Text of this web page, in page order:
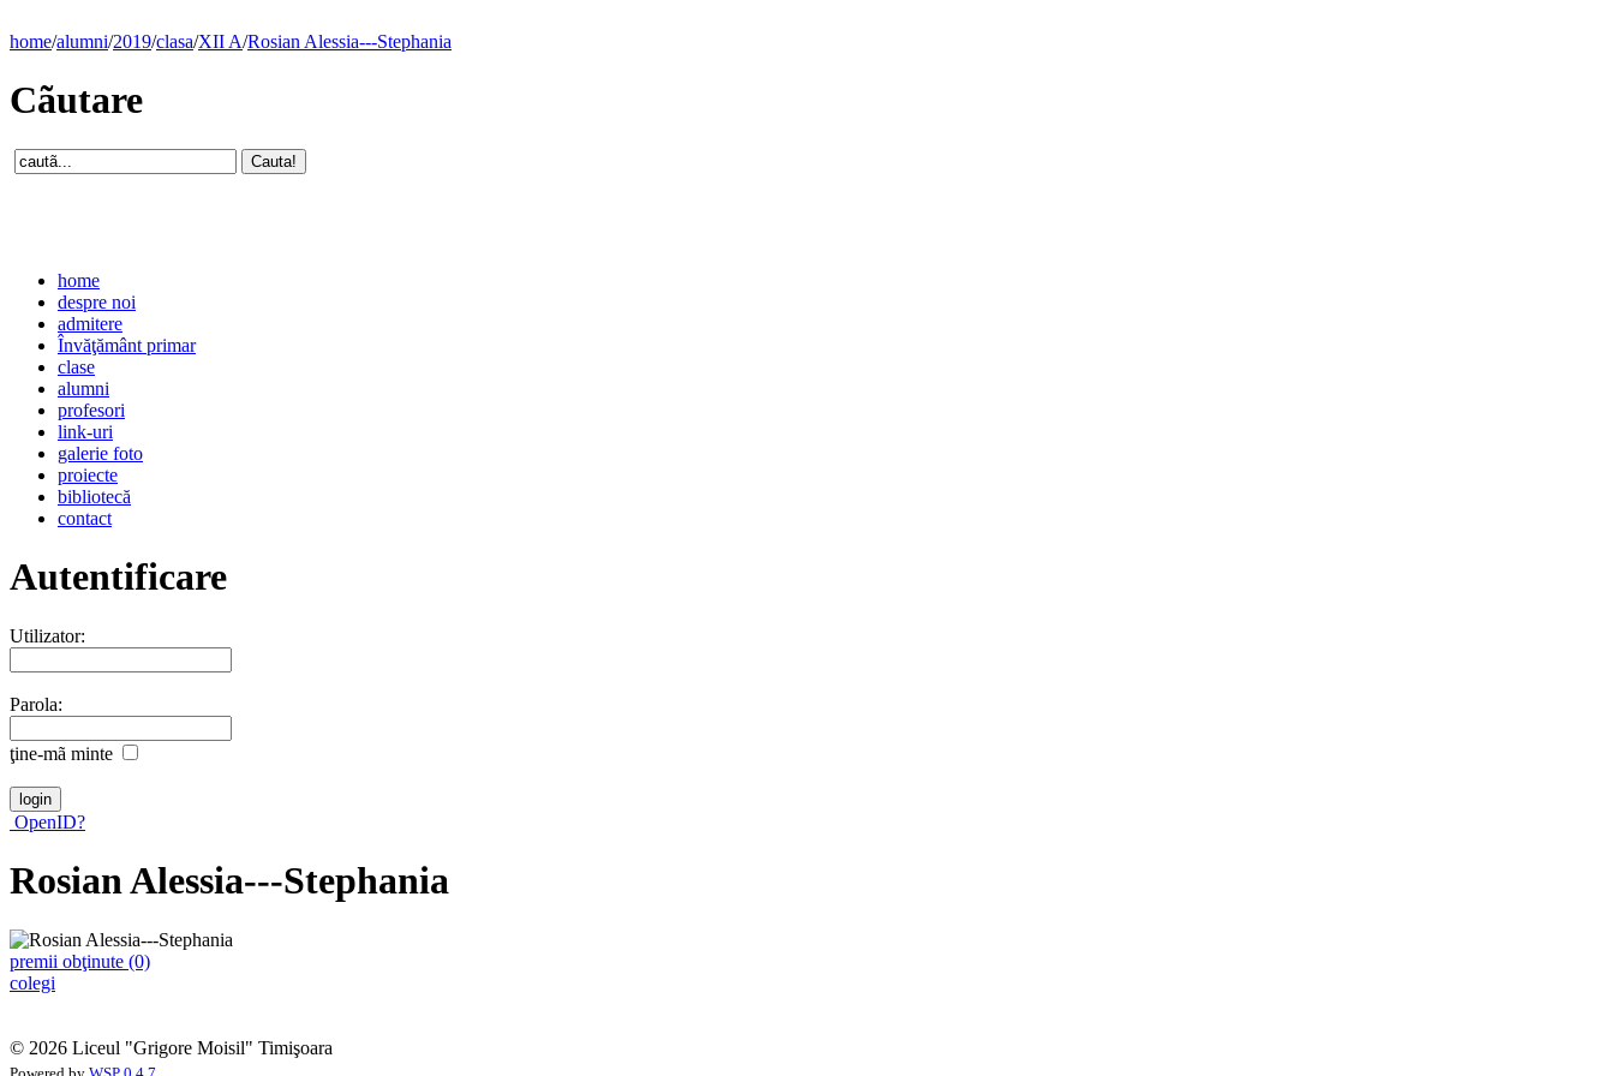
home/alumni/2019/clasa/XII A/Rosian Alessia---Stephania
Cãutare
home
despre noi
admitere
Învăţământ primar
clase
alumni
profesori
link-uri
galerie foto
proiecte
bibliotecă
contact
Autentificare
Utilizator:
Parola:
ţine-mã minte
OpenID?
Rosian Alessia---Stephania
premii obţinute (0)
colegi
© 2026 Liceul "Grigore Moisil" Timişoara